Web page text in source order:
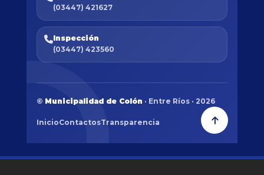
(03447) 421627
Inspección
(03447) 423560
© Municipalidad de Colón · Entre Ríos · 2026
InicioContactosTransparencia